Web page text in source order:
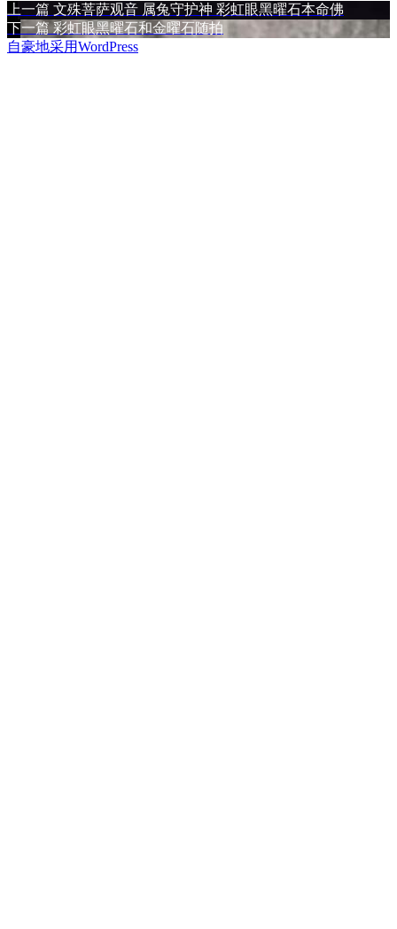
式
布
于
者
类
文
章
上一篇 上
篇
文
文殊菩萨观音 属兔守护神 彩虹眼黑曜石本命佛
下一篇 下
篇
彩虹眼黑曜石和金曜石随拍
自豪地采用WordPress